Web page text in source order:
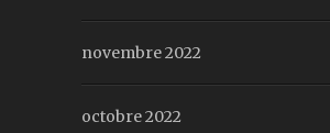
novembre 2022
octobre 2022